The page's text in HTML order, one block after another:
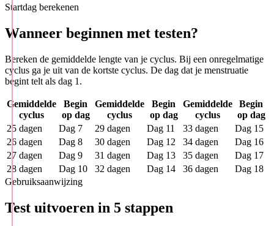
Startdag berekenen
Wanneer beginnen met testen?
Bereken de gemiddelde lengte van je cyclus. Bij een onregelmatige
cyclus ga je uit van de kortste cyclus. De dag dat je menstruatie
begint telt als dag 1.
Gemiddelde
cyclus
Begin
op dag
Gemiddelde
cyclus
Begin
op dag
Gemiddelde
cyclus
Begin
op dag
25 dagen
Dag 7 29 dagen Dag 11 33 dagen
Dag 15
26 dagen
Dag 8 30 dagen Dag 12 34 dagen
Dag 16
27 dagen
Dag 9 31 dagen Dag 13 35 dagen
Dag 17
28 dagen
Dag 10 32 dagen Dag 14 36 dagen
Dag 18
Gebruiksaanwijzing
Test uitvoeren in 5 stappen